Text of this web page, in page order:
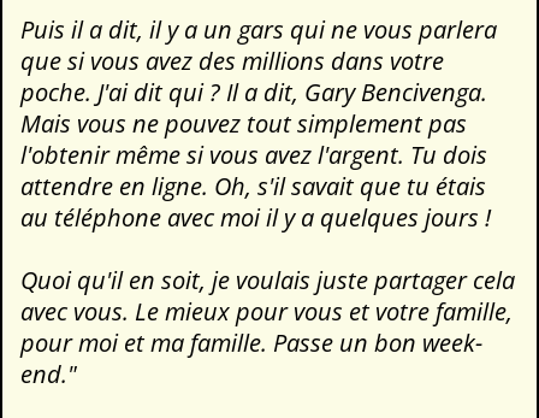
Puis il a dit, il y a un gars qui ne vous parlera
que si vous avez des millions dans votre
poche. J'ai dit qui ? Il a dit, Gary Bencivenga.
Mais vous ne pouvez tout simplement pas
l'obtenir même si vous avez l'argent. Tu dois
attendre en ligne. Oh, s'il savait que tu étais
au téléphone avec moi il y a quelques jours !
Quoi qu'il en soit, je voulais juste partager cela
avec vous. Le mieux pour vous et votre famille,
pour moi et ma famille. Passe un bon week-
end."